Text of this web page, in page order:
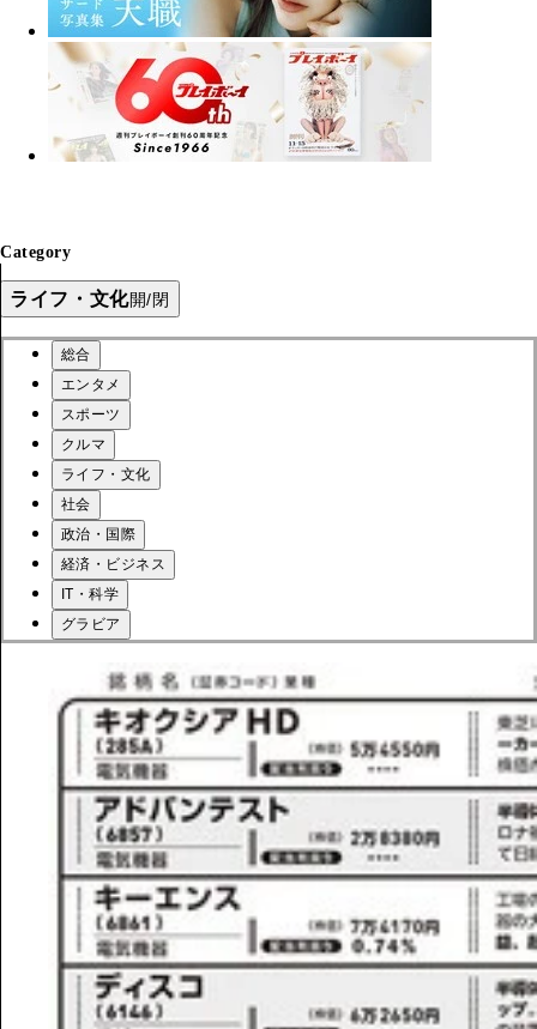
Category
ライフ・文化開/閉
総合
エンタメ
スポーツ
クルマ
ライフ・文化
社会
政治・国際
経済・ビジネス
IT・科学
グラビア